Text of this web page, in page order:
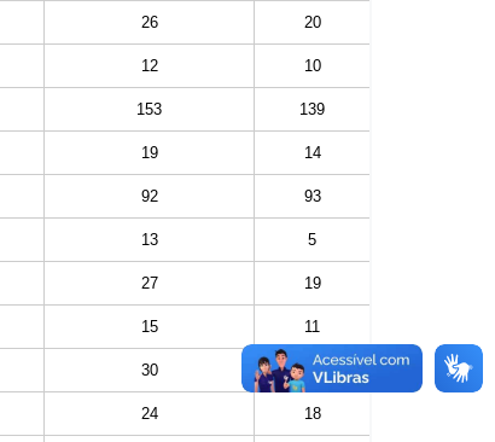
26 20
12 10
153 139
19 14
92 93
13 5
27 19
15 11
30 30
24 18